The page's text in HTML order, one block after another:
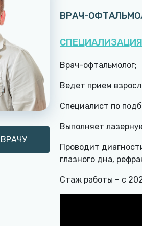
ВРАЧ-
СПЕЦИАЛИЗАЦИЯ
Врач-офтальмолог;
Ведет прием
Специалист по
Выполняет
Проводит
глазного дна,
Стаж работы – с